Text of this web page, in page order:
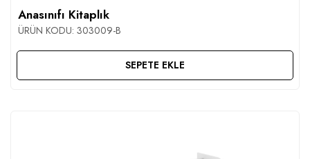
Anasınıfı Kitaplık
ÜRÜN KODU: 303009-B
SEPETE EKLE